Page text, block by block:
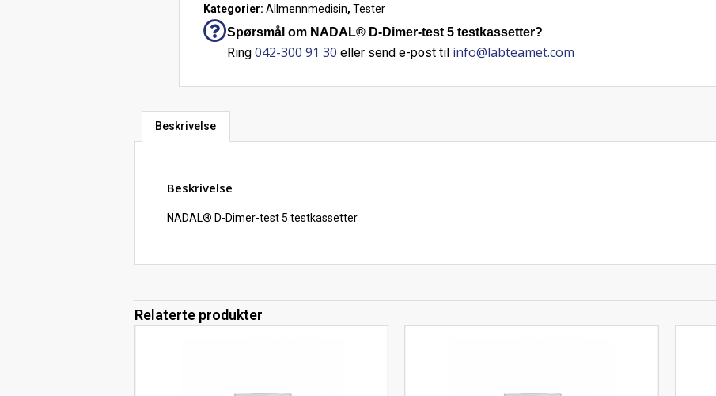
Kategorier: Allmennmedisin, Tester
Spørsmål om NADAL® D-Dimer-test 5 testkassetter?
Ring 042-300 91 30 eller send e-post til info@labteamet.com
Beskrivelse
Beskrivelse
NADAL® D-Dimer-test 5 testkassetter
Relaterte produkter